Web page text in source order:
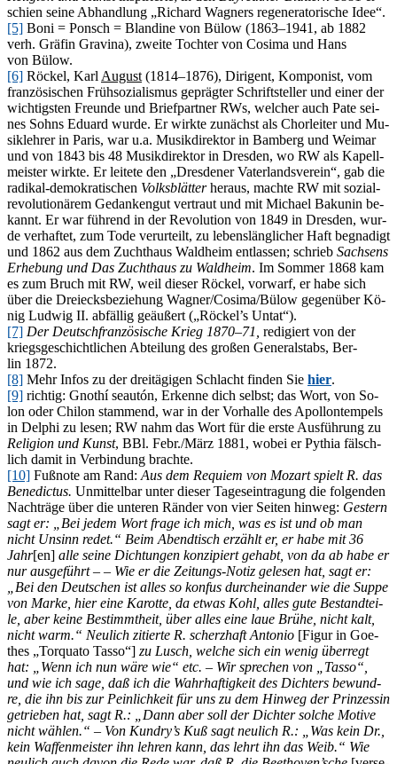
schien sei­ne Ab­hand­lung „Ri­chard Wag­ners re­ge­ne­ra­to­ri­sche Idee“.
[5] Boni = Ponsch = Blan­di­ne von Bülow (1863–1941, ab 1882
verh. Grä­fin Gra­vina), zwei­te Toch­ter von Co­si­ma und Hans
von Bülow.
[6] Rö­ckel, Karl Au­gust (1814–1876), Di­ri­gent, Kom­po­nist, vom
fran­zö­si­schen Früh­so­zia­lis­mus ge­präg­ter Schrift­stel­ler und ei­ner der
wich­tigs­ten Freun­de und Brief­part­ner RWs, wel­cher auch Pate sei­
nes Sohns Edu­ard wur­de. Er wirk­te zu­nächst als Chor­lei­ter und Mu­
sik­leh­rer in Pa­ris, war u.a. Mu­sik­di­rek­tor in Bam­berg und Wei­mar
und von 1843 bis 48 Mu­sik­di­rek­tor in Dres­den, wo RW als Ka­pell­
meis­ter wirk­te. Er lei­te­te den „Dres­de­ner Va­ter­lands­ver­ein“, gab die
ra­di­kal-de­mo­kra­ti­schen Volks­blät­terher­aus, mach­te RW mit so­zi­al­
re­vo­lu­tio­nä­rem Ge­dan­ken­gut ver­traut und mit Mi­cha­el Ba­ku­nin be­
kannt. Er war füh­rend in der Re­vo­lu­ti­on von 1849 in Dres­den, wur­
de ver­haf­tet, zum Tode ver­ur­teilt, zu le­bens­läng­li­cher Haft be­gna­digt
und 1862 aus dem Zucht­haus Wald­heim ent­las­sen; schrieb Sach­sens
Er­he­bung und Das Zucht­haus zu Wald­heim. Im Som­mer 1868 kam
es zum Bruch mit RW, weil die­ser Rö­ckel, vor­warf, er habe sich
über die Drei­ecks­be­zie­hung Wagner/​Cosima/​Bülow ge­gen­über Kö­
nig Lud­wig II. ab­fäl­lig ge­äu­ßert („Röckel’s Untat“).
[7] Der Deutsch­fran­zö­si­sche Krieg 1870–71, re­di­giert von der
kriegs­ge­schicht­li­chen Ab­tei­lung des gro­ßen Ge­ne­ral­stabs, Ber­
lin 1872.
[8] Mehr In­fos zu der drei­tä­gi­gen Schlacht fin­den Sie hier.
[9] rich­tig: Gno­thí seau­tón, Er­ken­ne dich selbst; das Wort, von So­
lon oder Chi­lon stam­mend, war in der Vor­hal­le des Apol­lon­tem­pels
in Del­phi zu le­sen; RW nahm das Wort für die ers­te Aus­füh­rung zu
Re­li­gi­on und Kunst, BBl. Febr./März 1881, wo­bei er Py­thia fälsch­
lich da­mit in Ver­bin­dung brachte.
[10] Fuß­no­te am Rand: Aus dem Re­qui­em von Mo­zart spielt R. das
Be­ne­dic­tus. Un­mit­tel­bar un­ter die­ser Ta­ges­ein­tra­gung die fol­gen­den
Nach­trä­ge über die un­te­ren Rän­der von vier Sei­ten hin­weg: Ges­tern
sagt er: „Bei je­dem Wort fra­ge ich mich, was es ist und ob man
nicht Un­sinn re­det.“ Beim Abend­tisch er­zählt er, er habe mit 36
Jahr[en] alle sei­ne Dich­tun­gen kon­zi­piert ge­habt, von da ab habe er
nur aus­ge­führt – – Wie er die Zei­tungs-No­tiz ge­le­sen hat, sagt er:
„Bei den Deut­schen ist al­les so kon­fus durch­ein­an­der wie die Sup­pe
von Mar­ke, hier eine Ka­rot­te, da et­was Kohl, al­les gute Be­stand­tei­
le, aber kei­ne Be­stimmt­heit, über al­les eine laue Brü­he, nicht kalt,
nicht warm.“ Neu­lich zi­tier­te R. scherz­haft An­to­nio [Fi­gur in Goe­
thes „Tor­qua­to Tas­so“] zu Lusch, wel­che sich ein we­nig üb­er­regt
hat: „Wenn ich nun wäre wie“ etc. – Wir spre­chen von „Tas­so“,
und wie ich sage, daß ich die Wahr­haf­tig­keit des Dich­ters be­wund­
re, die ihn bis zur Pein­lich­keit für uns zu dem Hin­weg der Prin­zes­sin
ge­trie­ben hat, sagt R.: „Dann aber soll der Dich­ter sol­che Mo­ti­ve
nicht wäh­len.“ – Von Kundry’s Kuß sagt neu­lich R.: „Was kein Dr.,
kein Waf­fen­meis­ter ihn leh­ren kann, das lehrt ihn das Weib.“ Wie